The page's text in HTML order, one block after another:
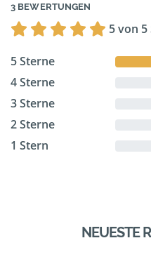
3 BEWERTUNGEN
5 von
5 Sterne
4 Sterne
3 Sterne
2 Sterne
1 Stern
NEUESTE